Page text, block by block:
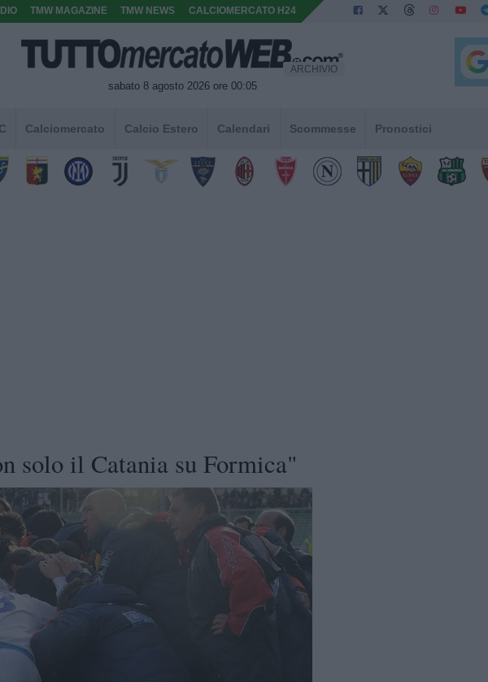
TMW MAGAZINE TMW NEWS CALCIOMERCATO H24
sabato 8 agosto 2026 ore 00:05
ARCHIVIO
Calciomercato Calcio Estero Calendari Scommesse Pronostici
solo il Catania su Formica"